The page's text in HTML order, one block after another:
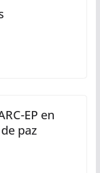
EP en
paz